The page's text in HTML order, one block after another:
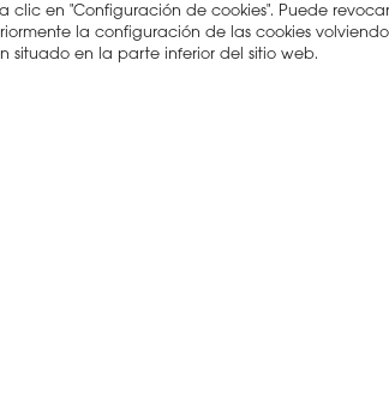
Política de privacidad Términos de
clic en "Configuración de cookies". Puede
la configuración de las cookies
situado en la parte inferior del sitio web.